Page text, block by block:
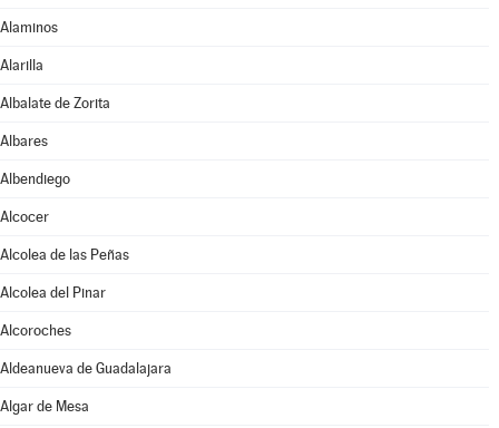
Alaminos
Alarilla
Albalate de Zorita
Albares
Albendiego
Alcocer
Alcolea de las Peñas
Alcolea del Pinar
Alcoroches
Aldeanueva de Guadalajara
Algar de Mesa